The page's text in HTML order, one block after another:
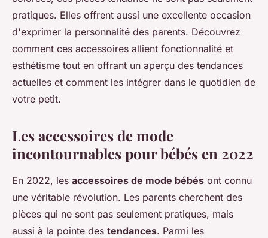
pratiques. Elles offrent aussi une excellente occasion
d'exprimer la personnalité des parents. Découvrez
comment ces accessoires allient fonctionnalité et
esthétisme tout en offrant un aperçu des tendances
actuelles et comment les intégrer dans le quotidien de
votre petit.
Les accessoires de mode
incontournables pour bébés en 2022
En 2022, les accessoires de mode bébés ont connu
une véritable révolution. Les parents cherchent des
pièces qui ne sont pas seulement pratiques, mais
aussi à la pointe des tendances. Parmi les